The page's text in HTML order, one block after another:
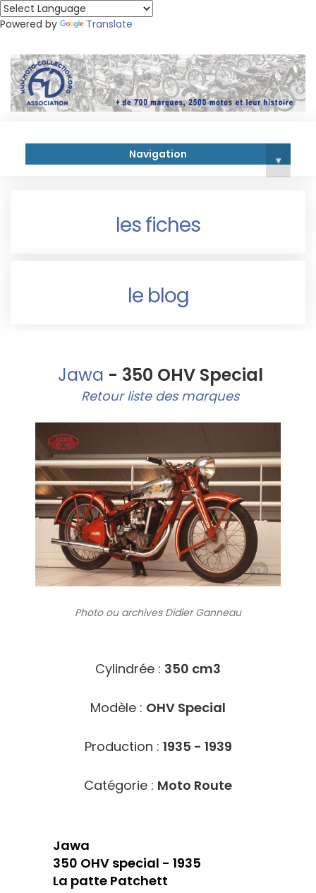
Powered by Translate
Navigation ▾
les fiches
le blog
Jawa - 350 OHV Special
Retour liste des marques
Photo ou archivesDidier Ganneau
Cylindrée : 350 cm3
Modèle : OHV Special
Production : 1935 - 1939
Catégorie : Moto Route
Jawa
350 OHV special - 1935
La patte Patchett